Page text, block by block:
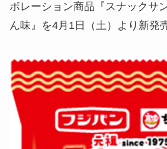
ボレーション商品『スナック
ん味』を4月1日（土）より新発